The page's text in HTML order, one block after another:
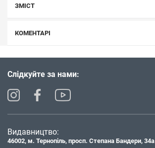
ЗМІСТ
КОМЕНТАРІ
Слідкуйте за нами:
Видавництво:
46002, м. Тернопіль, просп. Степана Бандери, 34а